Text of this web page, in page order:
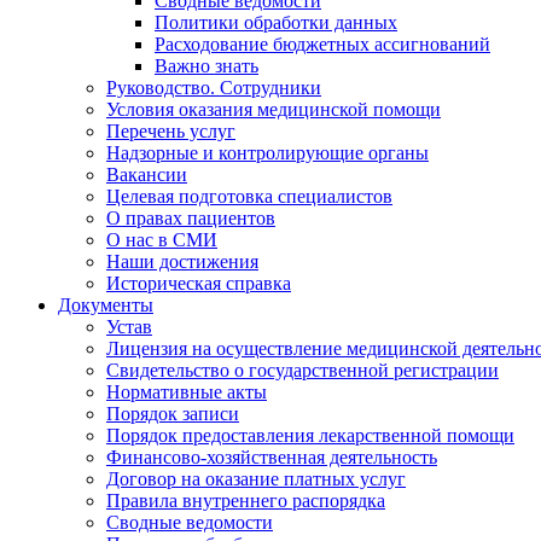
Политики обработки данных
Расходование бюджетных ассигнований
Важно знать
Руководство. Сотрудники
Условия оказания медицинской помощи
Перечень услуг
Надзорные и контролирующие органы
Вакансии
Целевая подготовка специалистов
О правах пациентов
О нас в СМИ
Наши достижения
Историческая справка
Документы
Устав
Лицензия на осуществление медицинской
Свидетельство о государственной регистрации
Нормативные акты
Порядок записи
Порядок предоставления лекарственной помощи
Финансово-хозяйственная деятельность
Договор на оказание платных услуг
Правила внутреннего распорядка
Сводные ведомости